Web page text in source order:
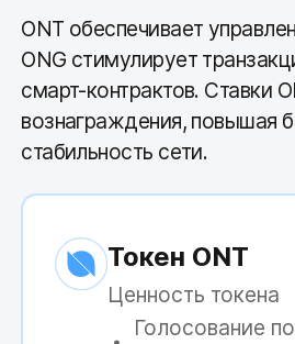
ONT обеспечивает
ONG стимулирует
смарт-контрактов. Ставки
вознаграждения, повышая
стабильность сети.
Токен ONT
Ценность токена
Голосование